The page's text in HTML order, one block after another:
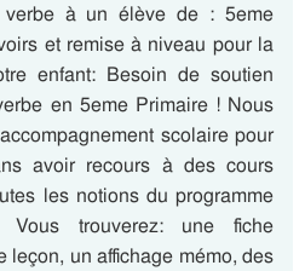
verbe à un élève de : 5eme
et remise à niveau pour la
enfant: Besoin de soutien
en 5eme Primaire ! Nous
scolaire pour
avoir recours à des cours
les notions du programme
Vous trouverez: une fiche
leçon, un affichage mémo, des